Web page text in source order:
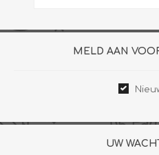
MELD AAN
UW